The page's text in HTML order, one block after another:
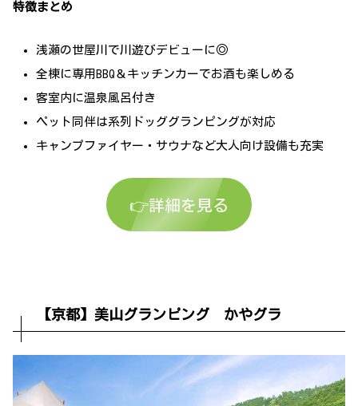
特徴まとめ
浅瀬の世屋川で川遊びデビューに◎
全棟に専用BBQ＆キッチンカーでお酒も楽しめる
客室内に温泉風呂付き
ペット同伴は系列ドッググランピングが対応
キャンプファイヤー・サウナなど大人向け設備も充実
👉詳細を見る
【京都】美山グランピング かやグラ